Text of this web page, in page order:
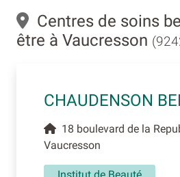
Centres de soins
être à Vaucresson
CHAUDENSON
18 boulevard de la
Vaucresson